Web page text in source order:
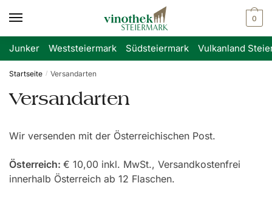
navigation
content
0
Junker Weststeiermark Südsteiermark Vulkanland
Startseite / Versandarten
Versandarten
Wir versenden mit der Österreichischen Post.
Österreich: € 10,00 inkl. MwSt., Versandkostenfrei
innerhalb Österreich ab 12 Flaschen.